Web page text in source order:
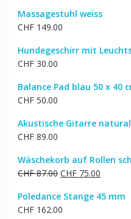
war:
Massagestuhl weiss
CHF149.00
Hundegeschirr mit
CHF30.00
Balance Pad blau 50 x 40
CHF50.00
Akustische Gitarre natural
CHF89.00
Wäschekorb auf Rollen
CHF87.00 Ursprünglicher
war:
CHF 87.00
CHF75.00Aktueller
ist:
Poledance Stange 45 mm
CHF162.00